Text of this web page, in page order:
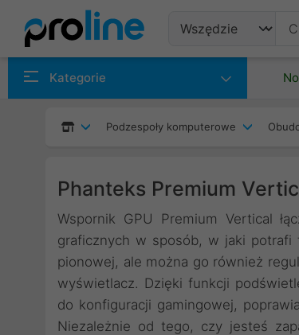
Kategorie
Podzespoły komputerowe
Phanteks Premium
Wspornik GPU Premium Vertical
graficznych w sposób, w jaki potrafi
pionowej, ale można go również
wyświetlacz. Dzięki funkcji
do konfiguracji gamingowej,
Niezależnie od tego, czy jesteś